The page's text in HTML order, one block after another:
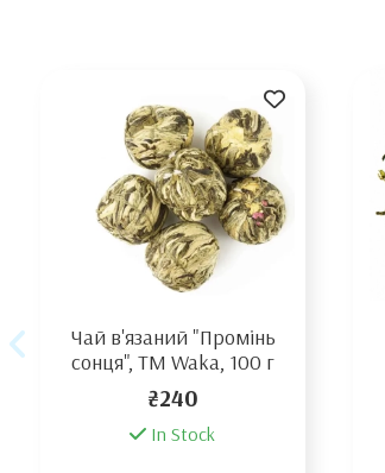
Чай в'язаний "Промінь
сонця", TM Waka, 100 г
₴240
In Stock